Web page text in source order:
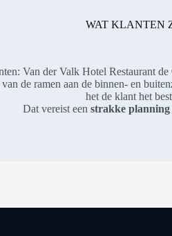
WAT KLANTEN
Van der Valk Hotel Restaurant
de ramen aan de binnen- en
het de klant het
Dat vereist een strakke planning